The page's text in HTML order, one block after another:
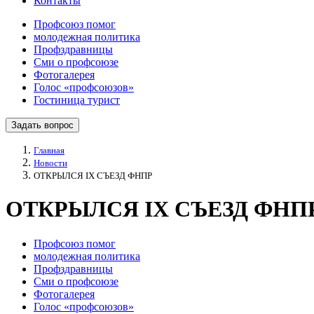
Профсоюз помог
молодежная политика
Профздравницы
Сми о профсоюзе
Фотогалерея
Голос «профсоюзов»
Гостиница турист
Задать вопрос
Главная
Новости
ОТКРЫЛСЯ IX СЪЕЗД ФНПР
ОТКРЫЛСЯ IX СЪЕЗД
Профсоюз помог
молодежная политика
Профздравницы
Сми о профсоюзе
Фотогалерея
Голос «профсоюзов»